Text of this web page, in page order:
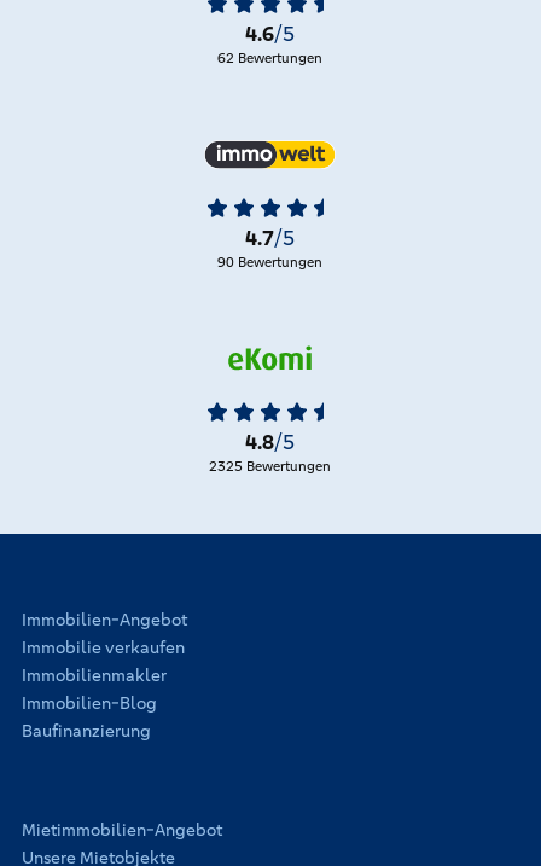
4.6/5
62 Bewertungen
4.7/5
90 Bewertungen
4.8/5
2325 Bewertungen
Immobilien-Angebot
Immobilie verkaufen
Immobilienmakler
Immobilien-Blog
Baufinanzierung
Mietimmobilien-Angebot
Unsere Mietobjekte